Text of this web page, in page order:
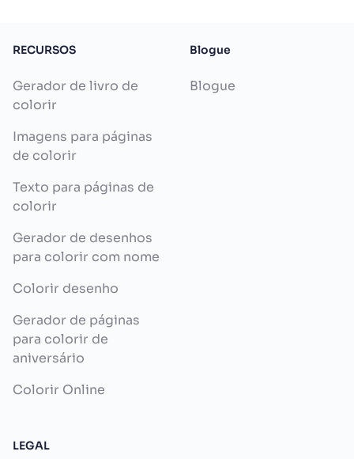
RECURSOS
Gerador de livro de
colorir
Imagens para páginas
de colorir
Texto para páginas de
colorir
Gerador de desenhos
para colorir com nome
Colorir desenho
Gerador de páginas
para colorir de
aniversário
Colorir Online
Blogue
Blogue
LEGAL